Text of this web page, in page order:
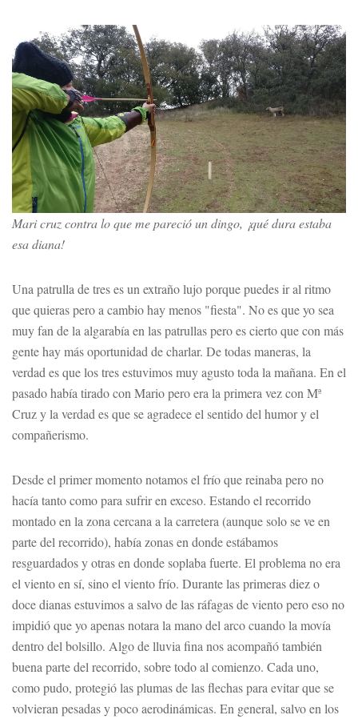
Mari cruz contra lo que me pareció un dingo, ¡qué dura estaba
esa diana!
Una patrulla de tres es un extraño lujo porque puedes ir al ritmo
que quieras pero a cambio hay menos "fiesta". No es que yo sea
muy fan de la algarabía en las patrullas pero es cierto que con más
gente hay más oportunidad de charlar. De todas maneras, la
verdad es que los tres estuvimos muy agusto toda la mañana. En el
pasado había tirado con Mario pero era la primera vez con Mª
Cruz y la verdad es que se agradece el sentido del humor y el
compañerismo.
Desde el primer momento notamos el frío que reinaba pero no
hacía tanto como para sufrir en exceso. Estando el recorrido
montado en la zona cercana a la carretera (aunque solo se ve en
parte del recorrido), había zonas en donde estábamos
resguardados y otras en donde soplaba fuerte. El problema no era
el viento en sí, sino el viento frío. Durante las primeras diez o
doce dianas estuvimos a salvo de las ráfagas de viento pero eso no
impidió que yo apenas notara la mano del arco cuando la movía
dentro del bolsillo. Algo de lluvia fina nos acompañó también
buena parte del recorrido, sobre todo al comienzo. Cada uno,
como pudo, protegió las plumas de las flechas para evitar que se
volvieran pesadas y poco aerodinámicas. En general, salvo en los